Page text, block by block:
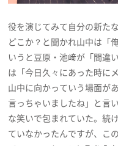
役を演じてみて自分の新た
どこか？と聞かれ山中は「
いうと豆原・池﨑が「間違
は「今日久々にあった時に
山中に向かっていう場面が
言っちゃいましたね」と言
な笑いで包まれていた。続
ていなかったんですが、こ